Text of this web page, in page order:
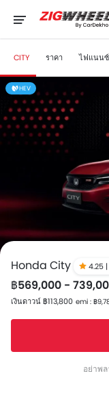
CITY ราคา ไฟแนนซ์
HEV
Honda City 4.25 |
฿569,000 -
เงินดาวน์ ฿113,800 emi : ฿
อย่าพ